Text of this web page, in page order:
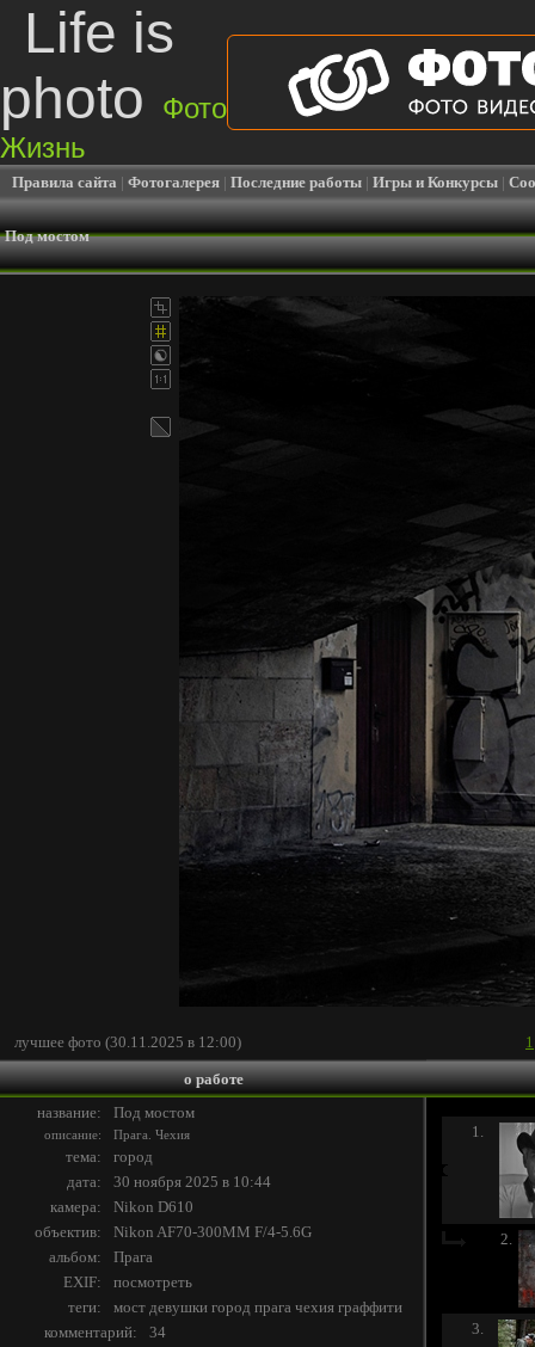
Life is
photo
Фото
Жизнь
Правила сайта | Фотогалерея | Последние работы | Игры и Конкурсы |
Под мостом
лучшее фото (30.11.2025 в 12:00) 1
о работе
название:
Под мостом
описание: Прага. Чехия
тема:
город
дата:
30 ноября 2025 в 10:44
камера:
Nikon D610
объектив:
Nikon AF70-300MM F/4-5.6G
альбом:
Прага
EXIF:
посмотреть
теги:
мост девушки город прага чехия граффити
комментарий:
34
1.
2.
3.